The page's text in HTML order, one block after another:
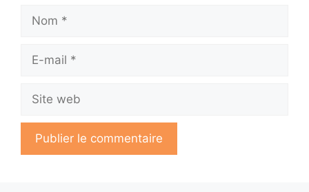
mail
web